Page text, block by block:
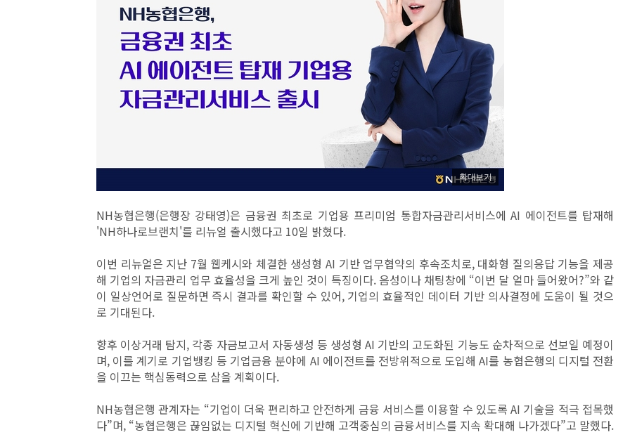
확대보기
NH농협은행(은행장 강태영)은 금융권 최초로 기업용 프리미엄 통합자금관리서비스에 AI 에이전트를 탑재해
'NH하나로브랜치'를 리뉴얼 출시했다고 10일 밝혔다.
이번 리뉴얼은 지난 7월 웹케시와 체결한 생성형 AI 기반 업무협약의 후속조치로, 대화형 질의응답 기능을 제공
해 기업의 자금관리 업무 효율성을 크게 높인 것이 특징이다. 음성이나 채팅창에 “이번 달 얼마 들어왔어?”와 같
이 일상언어로 질문하면 즉시 결과를 확인할 수 있어, 기업의 효율적인 데이터 기반 의사결정에 도움이 될 것으
로 기대된다.
향후 이상거래 탐지, 각종 자금보고서 자동생성 등 생성형 AI 기반의 고도화된 기능도 순차적으로 선보일 예정이
며, 이를 계기로 기업뱅킹 등 기업금융 분야에 AI 에이전트를 전방위적으로 도입해 AI를 농협은행의 디지털 전환
을 이끄는 핵심동력으로 삼을 계획이다.
NH농협은행 관계자는 “기업이 더욱 편리하고 안전하게 금융 서비스를 이용할 수 있도록 AI 기술을 적극 접목했
다”며, “농협은행은 끊임없는 디지털 혁신에 기반해 고객중심의 금융서비스를 지속 확대해 나가겠다”고 말했다.